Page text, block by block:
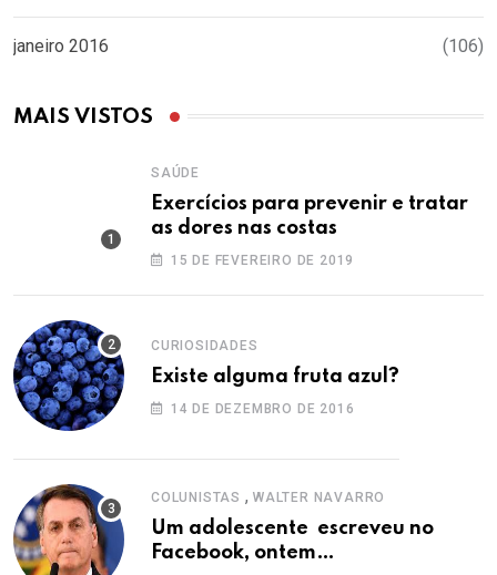
janeiro 2016 (106)
MAIS VISTOS
SAÚDE
Exercícios para prevenir e tratar
as dores nas costas
15 DE FEVEREIRO DE 2019
CURIOSIDADES
Existe alguma fruta azul?
14 DE DEZEMBRO DE 2016
COLUNISTAS , WALTER NAVARRO
Um adolescente escreveu no
Facebook, ontem…